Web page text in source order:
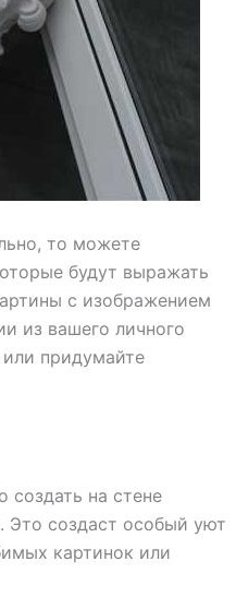
то можете
будут выражать
с изображением
из вашего личного
придумайте
создать на стене
Это создаст особый уют
картинок или